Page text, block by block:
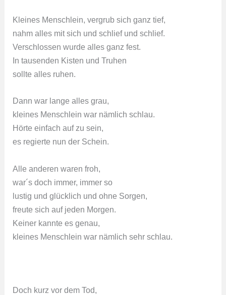
Kleines Menschlein, vergrub sich ganz tief,
nahm alles mit sich und schlief und schlief.
Verschlossen wurde alles ganz fest.
In tausenden Kisten und Truhen
sollte alles ruhen.
Dann war lange alles grau,
kleines Menschlein war nämlich schlau.
Hörte einfach auf zu sein,
es regierte nun der Schein.
Alle anderen waren froh,
war´s doch immer, immer so
lustig und glücklich und ohne Sorgen,
freute sich auf jeden Morgen.
Keiner kannte es genau,
kleines Menschlein war nämlich sehr schlau.
Doch kurz vor dem Tod,